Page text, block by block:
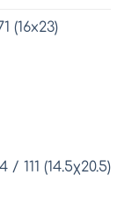
(16x23)
111 (14.5χ20.5)